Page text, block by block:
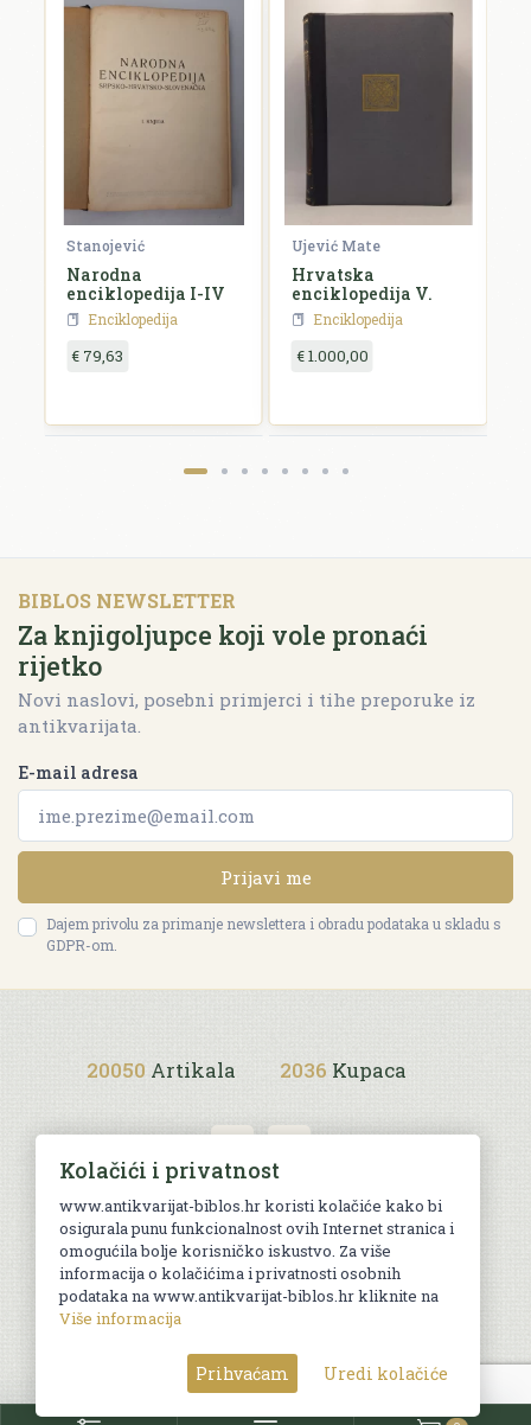
Stanojević
Narodna
enciklopedija I-IV
Enciklopedija
€ 79,63
Ujević Mate
Hrvatska
enciklopedija V.
Enciklopedija
€ 1.000,00
BIBLOS NEWSLETTER
Za knjigoljupce koji vole pronaći
rijetko
Novi naslovi, posebni primjerci i tihe preporuke iz
antikvarijata.
E-mail adresa
Prijavi me
Dajem privolu za primanje newslettera i obradu podataka u skladu s
GDPR-om.
20050 Artikala 2036 Kupaca
Uvjeti kupnje
© Sva prava pridržana. Web by
Kolačići i privatnost
www.antikvarijat-biblos.hr koristi kolačiće kako bi
osigurala punu funkcionalnost ovih Internet stranica i
omogućila bolje korisničko iskustvo. Za više
informacija o kolačićima i privatnosti osobnih
podataka na www.antikvarijat-biblos.hr kliknite na
Više informacija
Prihvaćam Uredi kolačiće